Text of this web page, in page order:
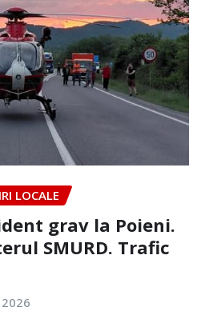
LOCALE
grav la Poieni.
SMURD. Trafic